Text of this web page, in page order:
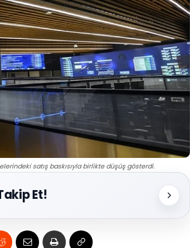
satış baskısıyla birlikte düşüş gösterdi.
Et!